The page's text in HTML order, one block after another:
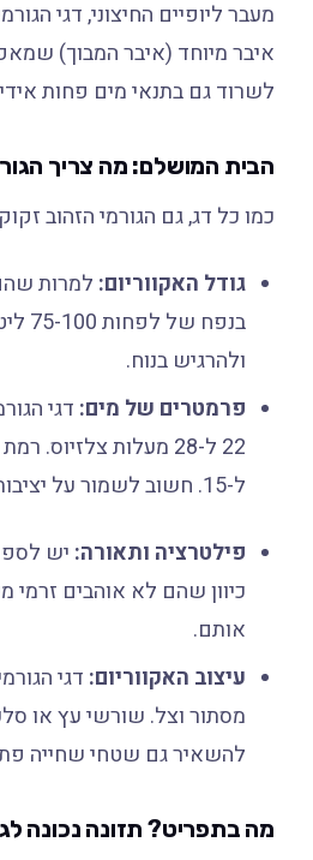
מעבר ליופיים החיצוני, דגי
איבר מיוחד (איבר המבוך)
לשרוד גם בתנאי מים פחות
הבית המושלם: מה צריך
כמו כל דג, גם הגורמי הזהוב
גודל האקווריום:
ולהרגיש בנוח.
פרמטרים של מים: דגי
ל-15. חשוב לשמור על יציבות בפרמטרים הללו כדי למנוע סטרס.
פילטרציה ותאורה: יש
כיוון שהם לא אוהבים
אותם.
עיצוב האקווריום: דגי
מסתור וצל. שורשי עץ או
להשאיר גם שטחי שחייה
מה בתפריט? תזונה נכונה